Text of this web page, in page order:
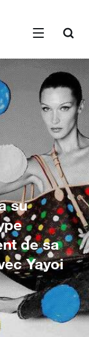
su
de sa
Yayoi